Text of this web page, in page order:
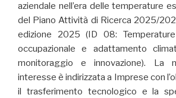
aziendale nell’era delle temperature
del Piano Attività di Ricerca 2025/
edizione 2025 (ID 08:
occupazionale e adattamento
monitoraggio e innovazione). La
interesse è indirizzata a Imprese con
il trasferimento tecnologico e la